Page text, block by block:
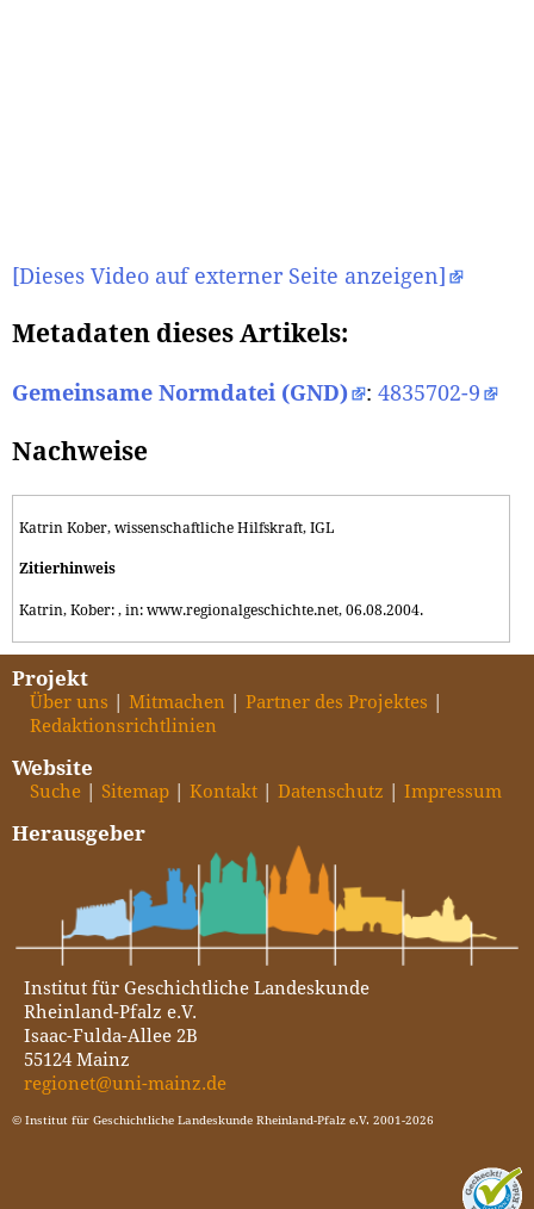
[Dieses Video auf externer Seite anzeigen]
Metadaten dieses Artikels:
Gemeinsame Normdatei (GND) : 4835702-9
Nachweise
Katrin Kober, wissenschaftliche Hilfskraft, IGL
Zitierhinweis
Katrin, Kober: , in: www.regionalgeschichte.net, 06.08.2004.
Projekt
Über uns Mitmachen
Partner des Projektes
Redaktionsrichtlinien
Website
Suche Sitemap Kontakt Datenschutz Impressum
Herausgeber
Institut für Geschichtliche Landeskunde
Rheinland-Pfalz e.V.
Isaac-Fulda-Allee 2B
55124 Mainz
regionet@uni-mainz.de
© Institut für Geschichtliche Landeskunde Rheinland-Pfalz e.V. 2001-2026